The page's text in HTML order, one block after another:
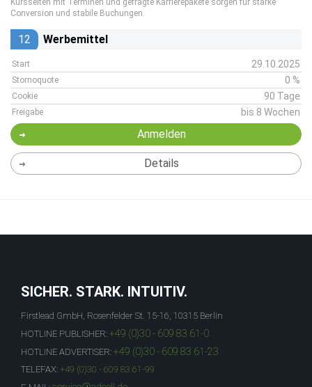
Kursseiten mit Terminen und gefragte Karrierepakete sorgen für starke
Conversion und stabile Buchungen.
12 Werbemittel
Start 29.10.2025
Stornoquote 0 %
Cookie 90 Tage
Freigabe bis 8 Wochen
Anmelden
Details
SICHER. STARK. INTUITIV.
Firstlead GmbH, Rosenfelder St. 15-16, 10315 Berlin
HOTLINE PUBLISHER: +49 (0)30 - 609 83 61-0
HOTLINE ADVERTISER: +49 (0)30 - 609 83 61-23
TELEFAX: +49 (0)30 - 609 83 61-99